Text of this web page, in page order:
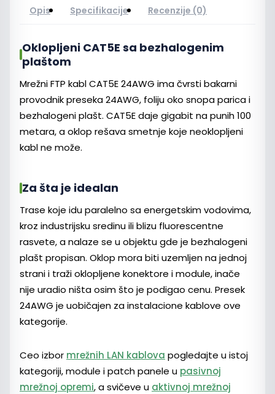
Opis Specifikacije Recenzije (0)
Oklopljeni CAT5E sa bezhalogenim
plaštom
Mrežni FTP kabl CAT5E 24AWG ima čvrsti bakarni
provodnik preseka 24AWG, foliju oko snopa parica i
bezhalogeni plašt. CAT5E daje gigabit na punih 100
metara, a oklop rešava smetnje koje neoklopljeni
kabl ne može.
Za šta je idealan
Trase koje idu paralelno sa energetskim vodovima,
kroz industrijsku sredinu ili blizu fluorescentne
rasvete, a nalaze se u objektu gde je bezhalogeni
plašt propisan. Oklop mora biti uzemljen na jednoj
strani i traži oklopljene konektore i module, inače
nije uradio ništa osim što je podigao cenu. Presek
24AWG je uobičajen za instalacione kablove ove
kategorije.
Ceo izbor mrežnih LAN kablova pogledajte u istoj
kategoriji, module i patch panele u pasivnoj
mrežnoj opremi, a svičeve u aktivnoj mrežnoj